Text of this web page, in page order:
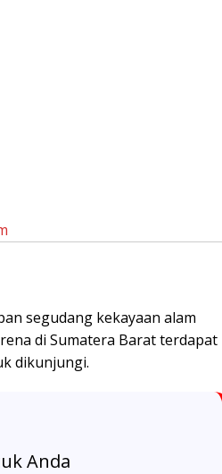
segudang kekayaan alam
di Sumatera Barat terdapat
dikunjungi.
Anda